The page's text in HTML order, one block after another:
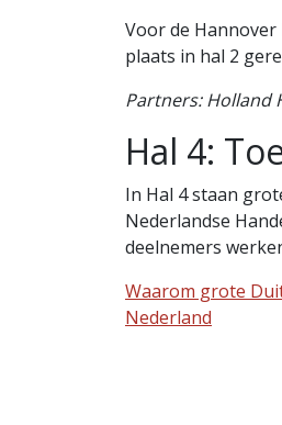
Voor de
plaats in hal 2
Partners: Holland
Hal 4:
In Hal 4 staan
Nederlandse
deelnemers
Waarom grote
Nederland